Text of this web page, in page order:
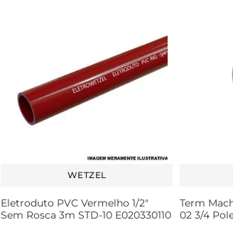
WETZEL
Eletroduto PVC Vermelho 1/2"
Sem Rosca 3m STD-10 E020330110
Term
02 3/4